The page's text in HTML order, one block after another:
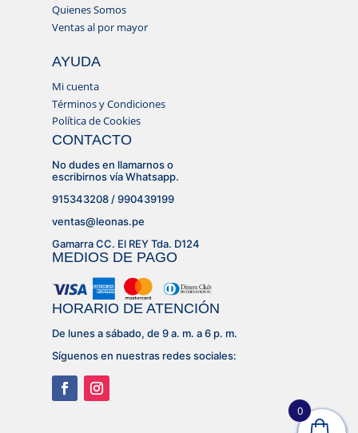
Quienes Somos
Ventas al por mayor
AYUDA
Mi cuenta
Términos y Condiciones
Política de Cookies
CONTACTO
No dudes en llamarnos o
escribirnos vía Whatsapp.
915343208 / 990439199
ventas@leonas.pe
Gamarra CC. El REY Tda. D124
MEDIOS DE PAGO
HORARIO DE ATENCIÓN
De lunes a sábado, de 9 a. m. a 6 p. m.
Síguenos en nuestras redes sociales:
0